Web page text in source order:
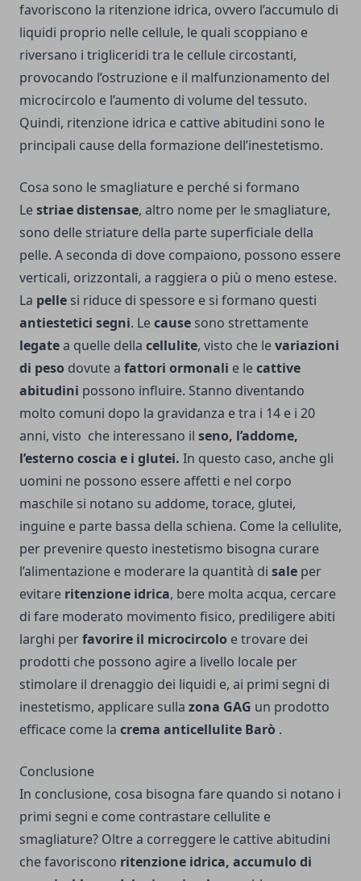
favoriscono la ritenzione idrica, ovvero l’accumulo di
liquidi proprio nelle cellule, le quali scoppiano e
riversano i trigliceridi tra le cellule circostanti,
provocando l’ostruzione e il malfunzionamento del
microcircolo e l’aumento di volume del tessuto.
Quindi, ritenzione idrica e cattive abitudini sono le
principali cause della formazione dell’inestetismo.
Cosa sono le smagliature e perché si formano
Lestriae distensae, altro nome per le smagliature,
sono delle striature della parte superficiale della
pelle. A seconda di dove compaiono, possono essere
verticali, orizzontali, a raggiera o più o meno estese.
La pelle si riduce di spessore e si formano questi
antiestetici segni. Lecause sono strettamente
legatea quelle della cellulite, visto che levariazioni
di peso dovute a fattori ormonali e lecattive
abitudini possono influire. Stanno diventando
molto comuni dopo la gravidanza e tra i 14 e i 20
anni, visto che interessano il seno, l’addome,
l’esterno coscia e i glutei. In questo caso, anche gli
uomini ne possono essere affetti e nel corpo
maschile si notano su addome, torace, glutei,
inguine e parte bassa della schiena. Come la cellulite,
per prevenire questo inestetismo bisogna curare
l’alimentazione e moderare la quantità di sale per
evitare ritenzione idrica, bere molta acqua, cercare
di fare moderato movimento fisico, prediligere abiti
larghi perfavorire il microcircolo e trovare dei
prodotti che possono agire a livello locale per
stimolare il drenaggio dei liquidi e, ai primi segni di
inestetismo, applicare sulla zona GAG un prodotto
efficace come la crema anticellulite Barò .
Conclusione
In conclusione, cosa bisogna fare quando si notano i
primi segni e come contrastare cellulite e
smagliature? Oltre a correggere le cattive abitudini
che favoriscono ritenzione idrica, accumulo di